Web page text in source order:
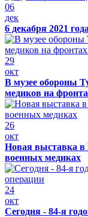
06
дек
6 декабря 2021
29
окт
В музее обороны
медиков на
26
окт
Новая выставка в
военных медиках
24
окт
Сегодня - 84-я